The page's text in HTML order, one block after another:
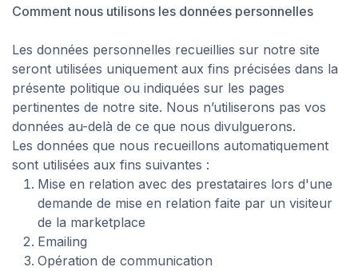
Comment nous utilisons les données personnelles
Les données personnelles recueillies sur notre site
seront utilisées uniquement aux fins précisées dans la
présente politique ou indiquées sur les pages
pertinentes de notre site. Nous n’utiliserons pas vos
données au-delà de ce que nous divulguerons.
Les données que nous recueillons automatiquement
sont utilisées aux fins suivantes :
Mise en relation avec des prestataires lors d'une
demande de mise en relation faite par un visiteur
de la marketplace
Emailing
Opération de communication